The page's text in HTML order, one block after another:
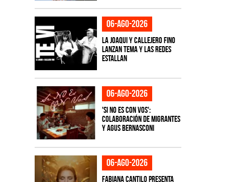
06-ago-2026
La Joaqui y Callejero Fino
lanzan tema y las redes
estallan
06-ago-2026
'Si No Es Con Vos':
colaboración de Migrantes
y Agus Bernasconi
06-ago-2026
Fabiana Cantilo presenta